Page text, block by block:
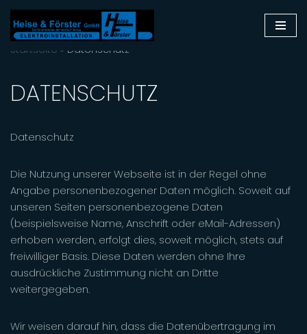
Zum
Inhalt
Startseite » Datenschutz
DATENSCHUTZ
Datenschutz
Die Nutzung unserer Webseite ist in der Regel ohne
Angabe personenbezogener Daten möglich. Soweit auf
unseren Seiten personenbezogene Daten
(beispielsweise Name, Anschrift oder eMail-Adressen)
erhoben werden, erfolgt dies, soweit möglich, stets auf
freiwilliger Basis. Diese Daten werden ohne Ihre
ausdrückliche Zustimmung nicht an Dritte
weitergegeben.
Wir weisen darauf hin, dass die Datenübertragung im